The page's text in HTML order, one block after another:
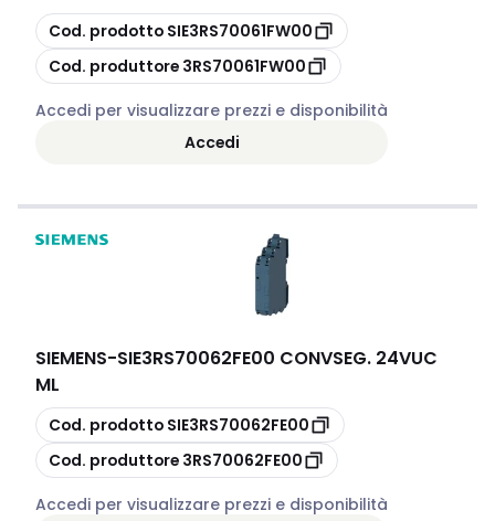
copia
Cod. prodotto SIE3RS70061FW00
copia
Cod. produttore 3RS70061FW00
Accedi per visualizzare prezzi e disponibilità
Accedi
SIEMENS-SIE3RS70062FE00 CONVSEG. 24VUC
ML
copia
Cod. prodotto SIE3RS70062FE00
copia
Cod. produttore 3RS70062FE00
Accedi per visualizzare prezzi e disponibilità